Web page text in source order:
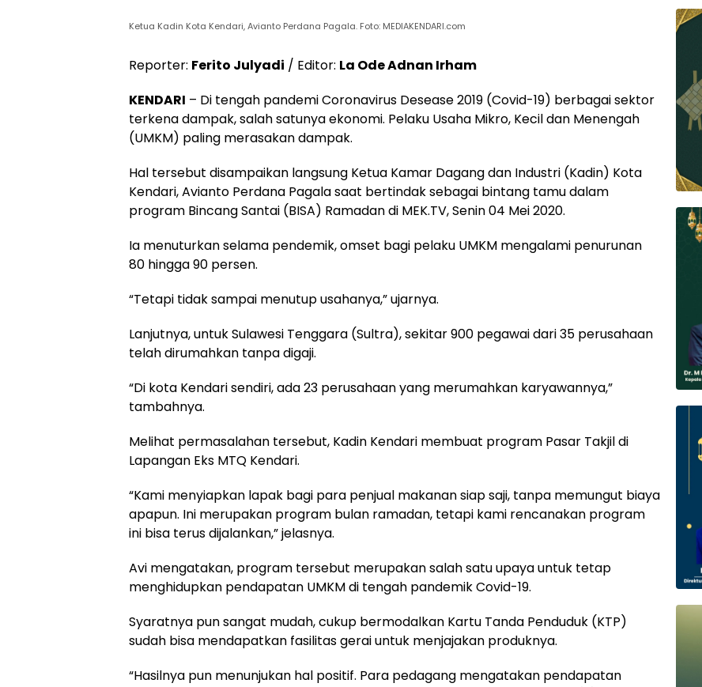
Ketua Kadin Kota Kendari, Avianto Perdana Pagala. Foto: MEDIAKENDARI.com
Reporter: Ferito Julyadi / Editor: La Ode Adnan Irham
KENDARI – Di tengah pandemi Coronavirus Desease 2019 (Covid-19) berbagai sektor
terkena dampak, salah satunya ekonomi. Pelaku Usaha Mikro, Kecil dan Menengah
(UMKM) paling merasakan dampak.
Hal tersebut disampaikan langsung Ketua Kamar Dagang dan Industri (Kadin) Kota
Kendari, Avianto Perdana Pagala saat bertindak sebagai bintang tamu dalam
program Bincang Santai (BISA) Ramadan di MEK.TV, Senin 04 Mei 2020.
Ia menuturkan selama pendemik, omset bagi pelaku UMKM mengalami penurunan
80 hingga 90 persen.
“Tetapi tidak sampai menutup usahanya,” ujarnya.
Lanjutnya, untuk Sulawesi Tenggara (Sultra), sekitar 900 pegawai dari 35 perusahaan
telah dirumahkan tanpa digaji.
“Di kota Kendari sendiri, ada 23 perusahaan yang merumahkan karyawannya,”
tambahnya.
Melihat permasalahan tersebut, Kadin Kendari membuat program Pasar Takjil di
Lapangan Eks MTQ Kendari.
“Kami menyiapkan lapak bagi para penjual makanan siap saji, tanpa memungut biaya
apapun. Ini merupakan program bulan ramadan, tetapi kami rencanakan program
ini bisa terus dijalankan,” jelasnya.
Avi mengatakan, program tersebut merupakan salah satu upaya untuk tetap
menghidupkan pendapatan UMKM di tengah pandemik Covid-19.
Syaratnya pun sangat mudah, cukup bermodalkan Kartu Tanda Penduduk (KTP)
sudah bisa mendapatkan fasilitas gerai untuk menjajakan produknya.
“Hasilnya pun menunjukan hal positif. Para pedagang mengatakan pendapatan